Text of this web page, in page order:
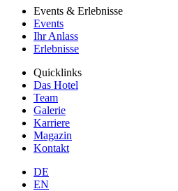
Events & Erlebnisse
Events
Ihr Anlass
Erlebnisse
Quicklinks
Das Hotel
Team
Galerie
Karriere
Magazin
Kontakt
DE
EN